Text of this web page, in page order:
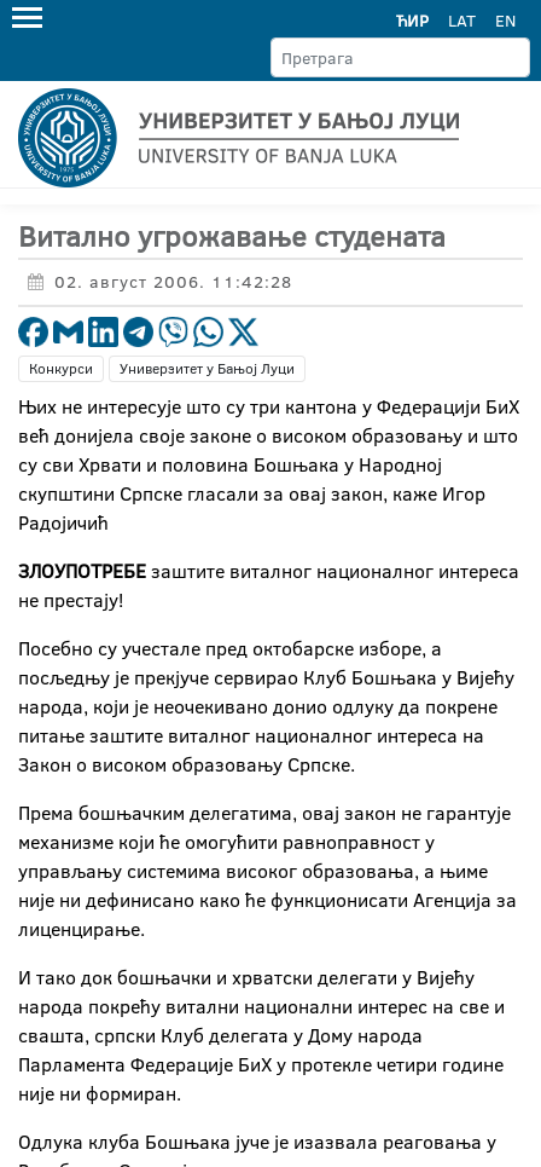
ЋИР LAT EN
Витално угрожавање студената
02. август 2006. 11:42:28
Конкурси Универзитет у Бањој Луци
Њих не интересује што су три кантона у Федерацији БиХ
већ донијела своје законе о високом образовању и што
су сви Хрвати и половина Бошњака у Народној
скупштини Српске гласали за овај закон, каже Игор
Радојичић
ЗЛОУПОТРЕБЕзаштите виталног националног интереса
не престају!
Посебно су учестале пред октобарске изборе, а
посљедњу је прекјуче сервирао Клуб Бошњака у Вијећу
народа, који је неочекивано донио одлуку да покрене
питање заштите виталног националног интереса на
Закон о високом образовању Српске.
Према бошњачким делегатима, овај закон не гарантује
механизме који ће омогућити равноправност у
управљању системима високог образовања, а њиме
није ни дефинисано како ће функционисати Агенција за
лиценцирање.
И тако док бошњачки и хрватски делегати у Вијећу
народа покрећу витални национални интерес на све и
свашта, српски Клуб делегата у Дому народа
Парламента Федерације БиХ у протекле четири године
није ни формиран.
Одлука клуба Бошњака јуче је изазвала реаговања у